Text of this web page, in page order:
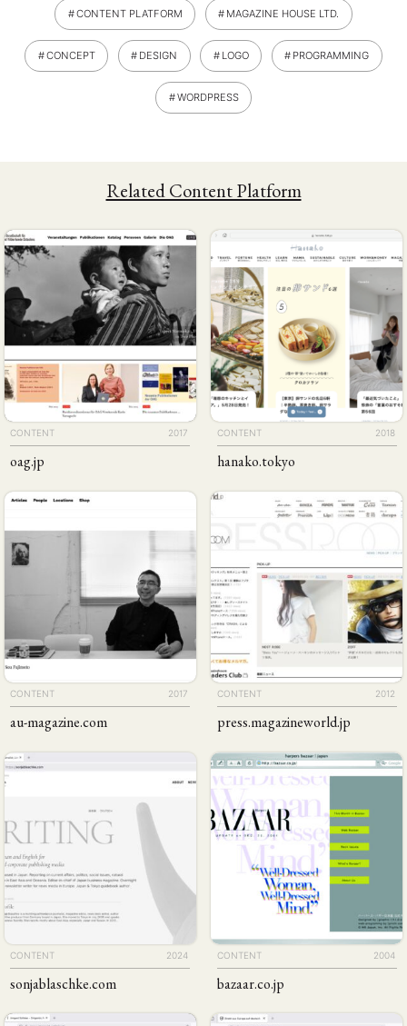
CONTENT PLATFORM MAGAZINE HOUSE LTD.
CONCEPT DESIGN LOGO PROGRAMMING
WORDPRESS
Related Content Platform
CONTENT 2017
oag.jp
CONTENT 2018
hanako.tokyo
CONTENT 2017
au-magazine.com
CONTENT 2012
press.​magazine​world.​jp
CONTENT 2024
sonjablaschke.com
CONTENT 2004
bazaar.co.jp